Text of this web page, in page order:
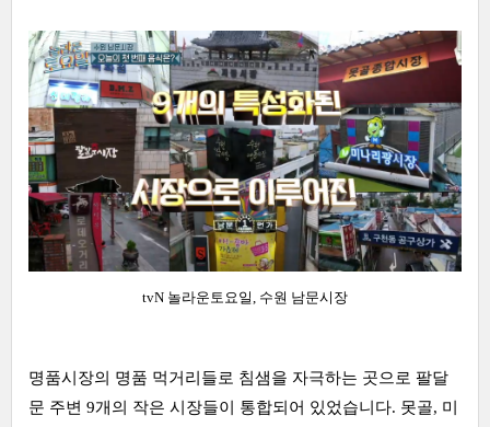
tvN 놀라운토요일, 수원 남문시장
명품시장의 명품 먹거리들로 침샘을 자극하는 곳으로 팔달
문 주변 9개의 작은 시장들이 통합되어 있었습니다. 못골, 미